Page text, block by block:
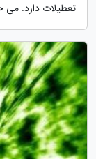
تعطیلات دارد. می